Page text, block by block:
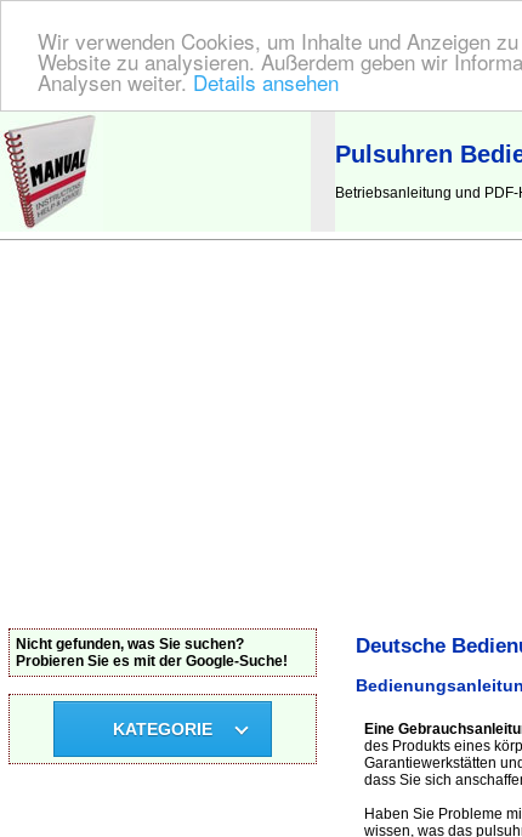
Wir verwenden Cookies, um Inhalte und Anzeigen
Website zu analysieren. Außerdem geben wir
Analysen weiter. Details ansehen
BEDIENUNGSANLEITUNG | Hier finden Sie die deutsche Anleitung!
Pulsuhren
Betriebsanleitung und
Deutsche
Eine
des Produkts eines
Garantiewerkstätten
dass Sie sich
Haben Sie Probleme
wissen, was das
Nicht gefunden, was Sie suchen?
Probieren Sie es mit der Google-Suche!
KATEGORIE